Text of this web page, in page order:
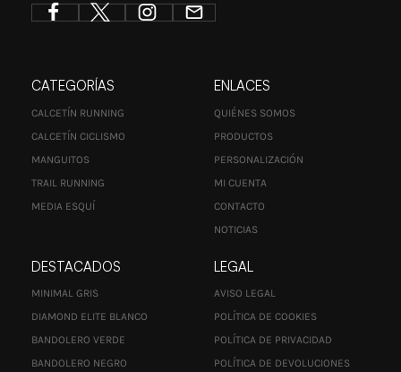
CATEGORÍAS
CALCETÍN RUNNING
CALCETÍN CICLISMO
MANGUITOS
TRAIL RUNNING
MEDIA ESQUÍ
ENLACES
QUIÉNES SOMOS
PRODUCTOS
PERSONALIZACIÓN
MI CUENTA
CONTACTO
NOTICIAS
DESTACADOS
MINIMAL GRIS
DIAMOND ELITE BLANCO
BANDOLERO VERDE
BANDOLERO NEGRO
LEGAL
AVISO LEGAL
POLÍTICA DE COOKIES
POLÍTICA DE PRIVACIDAD
POLÍTICA DE DEVOLUCIONES